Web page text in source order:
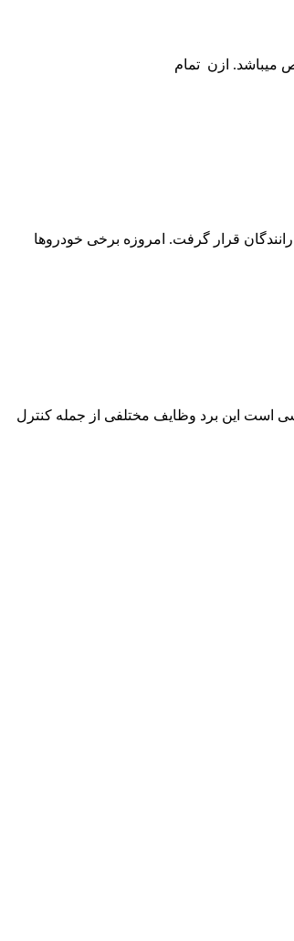
میباشد. ازن تمام
قرار گرفت. امروزه برخی خودروها
این برد وظایف مختلفی از جمله کنترل